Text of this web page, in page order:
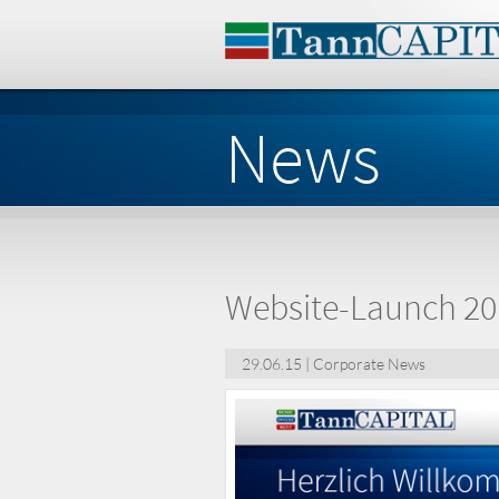
News
Website-Launch
29.06.15 | Corporate News